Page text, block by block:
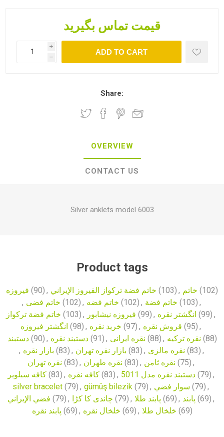
قیمت تماس بگیرید
i
h
ADD TO CART
Share:
OVERVIEW
CONTACT US
Silver anklets model 6003
Product tags
فیروزه (90) , خاتم فضة تركواز الفيروز الإيراني (103) , خاتم (102)
, خاتم فضی (102) , خاتم فضه (102) , خاتم فضة (103) ,
خاتم فضة تركواز (103) , فیروزه نیشابور (99) , انگشتر نقره (99) ,
انگشتر فیروزه (98) , خرید نقره (97) , قروش نقره (95) ,
دستبند (90) , دستبند نقره (91) , نقره ایرانی (88) , نقره ترکیه (88)
, بازار نقره (83) , بازار نقره تهران (83) , نقره مالزی (83) ,
نقره تهران (83) , نقره طهران (83) , نقره ثامن (75) ,
کافه سیلویر (83) , کافه نقره (83) , دستبند نقره مدل 5011 (79) ,
silver bracelet (79) , gümüş bilezik (79) , سوار فضي (79) ,
فضي الإيراني (79) , چاندی کا کڑا (79) , پابند طلا (69) , پابند (69) ,
پابند نقره (69) , خلخال نقره (69) , خلخال طلا (69)